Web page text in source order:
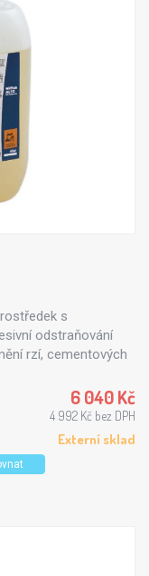
s
odstraňování
rzí, cementových
6 040 Kč
4 992 Kč bez DPH
Externí sklad